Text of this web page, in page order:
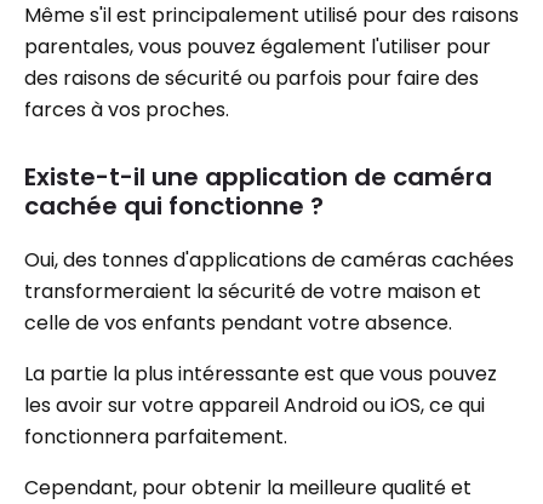
Même s'il est principalement utilisé pour des raisons
parentales, vous pouvez également l'utiliser pour
des raisons de sécurité ou parfois pour faire des
farces à vos proches.
Existe-t-il une application de caméra
cachée qui fonctionne ?
Oui, des tonnes d'applications de caméras cachées
transformeraient la sécurité de votre maison et
celle de vos enfants pendant votre absence.
La partie la plus intéressante est que vous pouvez
les avoir sur votre appareil Android ou iOS, ce qui
fonctionnera parfaitement.
Cependant, pour obtenir la meilleure qualité et